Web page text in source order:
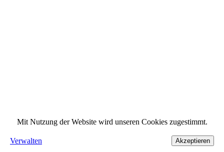
Mit Nutzung der Website wird unseren Cookies zugestimmt.
Verwalten Akzeptieren